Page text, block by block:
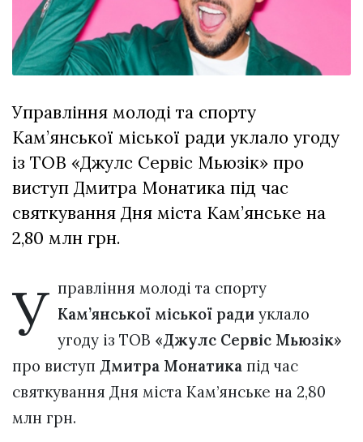
Спартакіада
VolWe...
29 Липня 2026
553 переглядів
Всі розділи
Персона
Лайф
Афіша
ZONE 18+
Контакти
Управління молоді та спорту
Кам’янської міської ради уклало угоду
із ТОВ «Джулс Сервіс Мьюзік» про
виступ Дмитра Монатика під час
святкування Дня міста Кам’янське на
2,80 млн грн.
У правління молоді та спорту
Кам’янської міської ради уклало
угоду із ТОВ «Джулс Сервіс Мьюзік»
про виступ Дмитра Монатика під час
святкування Дня міста Кам’янське на 2,80
млн грн.